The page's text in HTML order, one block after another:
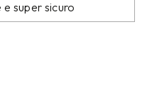
super sicuro